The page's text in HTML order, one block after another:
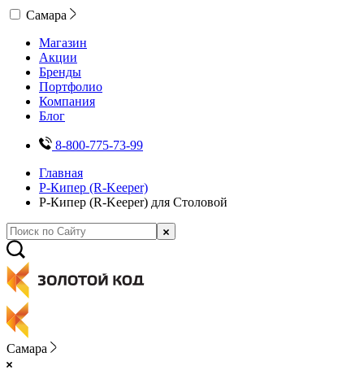
Самара
Магазин
Акции
Бренды
Портфолио
Компания
Блог
8-800-775-73-99
Главная
Р-Кипер (R-Keeper)
Р-Кипер (R-Keeper) для Столовой
Самара